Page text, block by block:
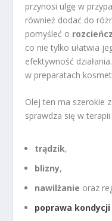
przynosi ulgę w
również dodać do
pomyśleć o
co nie tylko ułatwia
efektywność
w preparatach
Olej ten ma szerokie
sprawdza się w
trądzik,
blizny,
nawilżanie oraz
poprawa kondycji